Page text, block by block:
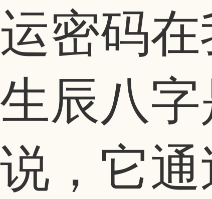
运密码在
生辰八
说，它